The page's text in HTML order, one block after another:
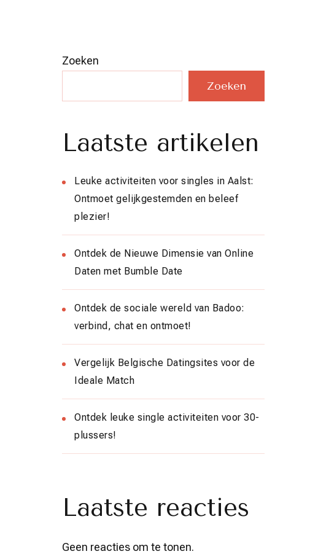
Zoeken
Zoeken
Laatste artikelen
Leuke activiteiten voor singles in Aalst:
Ontmoet gelijkgestemden en beleef
plezier!
Ontdek de Nieuwe Dimensie van Online
Daten met Bumble Date
Ontdek de sociale wereld van Badoo:
verbind, chat en ontmoet!
Vergelijk Belgische Datingsites voor de
Ideale Match
Ontdek leuke single activiteiten voor 30-
plussers!
Laatste reacties
Geen reacties om te tonen.